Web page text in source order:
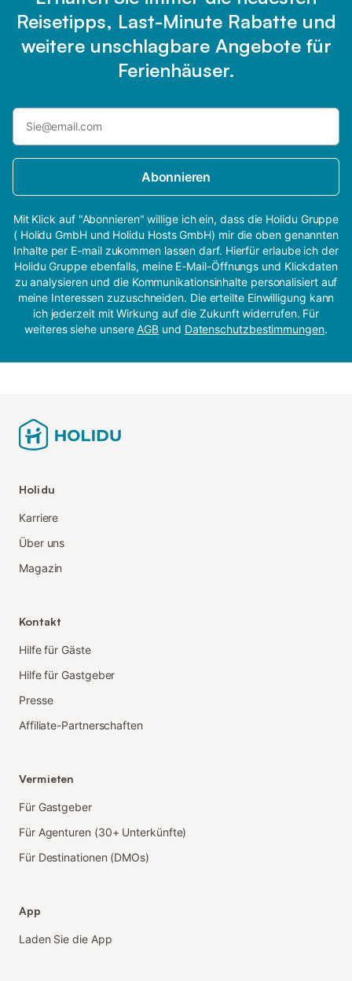
Reisetipps, Last-Minute Rabatte und
weitere unschlagbare Angebote für
Ferienhäuser.
Abonnieren
Mit Klick auf "Abonnieren" willige ich ein, dass die Holidu Gruppe
( Holidu GmbH und Holidu Hosts GmbH) mir die oben genannten
Inhalte per E-mail zukommen lassen darf. Hierfür erlaube ich der
Holidu Gruppe ebenfalls, meine E-Mail-Öffnungs und Klickdaten
zu analysieren und die Kommunikationsinhalte personalisiert auf
meine Interessen zuzuschneiden. Die erteilte Einwilligung kann
ich jederzeit mit Wirkung auf die Zukunft widerrufen. Für
weiteres siehe unsereAGB und Datenschutzbestimmungen.
Holidu
Karriere
Über uns
Magazin
Kontakt
Hilfe für Gäste
Hilfe für Gastgeber
Presse
Affiliate-Partnerschaften
Vermieten
Für Gastgeber
Für Agenturen (30+ Unterkünfte)
Für Destinationen (DMOs)
App
Laden Sie die App